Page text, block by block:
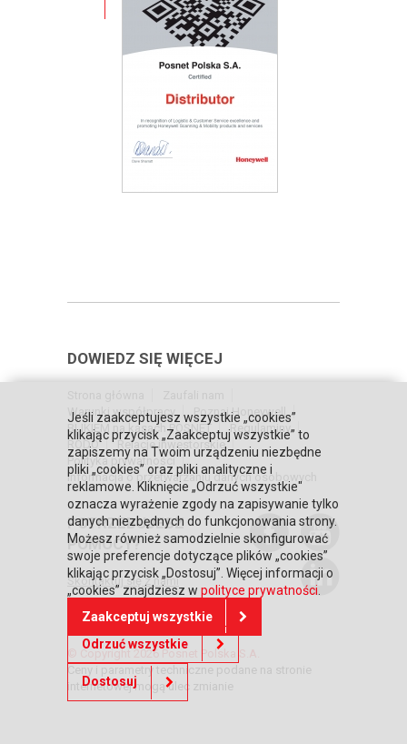
DOWIEDZ SIĘ WIĘCEJ
Warunki współpracy
Poznaj Honeywell
BLIKIEM na kasach POSNET
Regulaminy
RODO
Relacje inwestorskie
Polityka prywatności
Informacja o przetwarzaniu danych osobowych
POTRZEBUJESZ
POMOCY?
Skontaktuj się z nami
© Copyright 2026 Posnet Polska S.A.
Ceny i parametry techniczne podane na stronie
internetowej mogą ulec zmianie
Jeśli zaakceptujesz wszystkie „cookies”
klikając przycisk „Zaakceptuj wszystkie” to
zapiszemy na Twoim urządzeniu niezbędne
pliki „cookies” oraz pliki analityczne i
reklamowe. Kliknięcie „Odrzuć wszystkie"
oznacza wyrażenie zgody na zapisywanie tylko
danych niezbędnych do funkcjonowania strony.
Możesz również samodzielnie skonfigurować
swoje preferencje dotyczące plików „cookies”
klikając przycisk „Dostosuj”. Więcej informacji o
„cookies” znajdziesz w polityce prywatności
Zaakceptuj wszystkie
Odrzuć wszystkie
Dostosuj